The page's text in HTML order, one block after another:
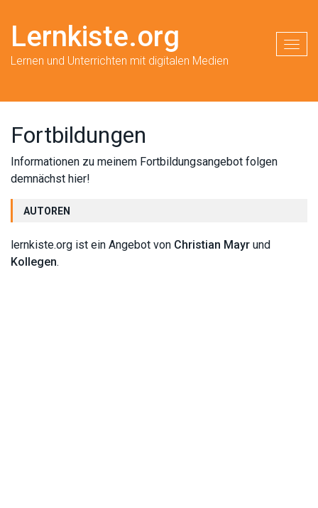
Lernkiste.org
Lernen und Unterrichten mit digitalen Medien
Fortbildungen
Informationen zu meinem Fortbildungsangebot folgen
demnächst hier!
AUTOREN
lernkiste.org ist ein Angebot von Christian Mayr und
Kollegen.